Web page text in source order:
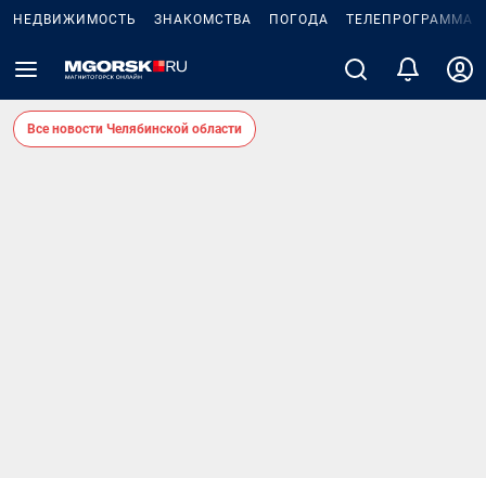
НЕДВИЖИМОСТЬ ЗНАКОМСТВА ПОГОДА ТЕЛЕПРОГРАММА
Все новости Челябинской области